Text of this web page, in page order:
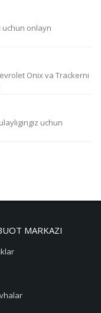
uchun onlayn
Onix va Trackerni
uchun
MARKAZI